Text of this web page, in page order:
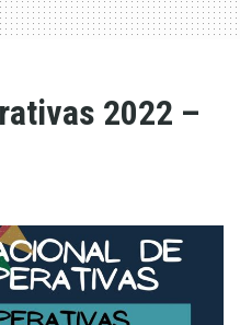
2022 –